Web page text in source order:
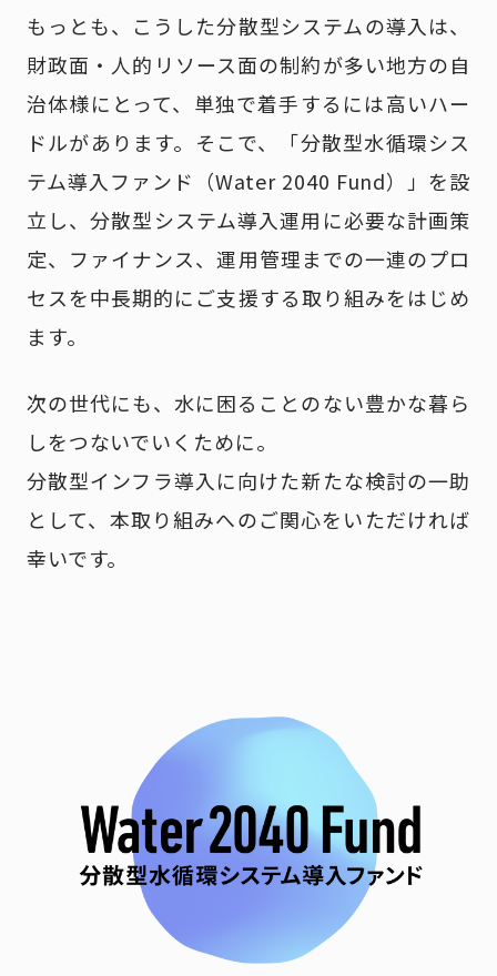
もっとも、こうした分散型システムの導入は、
財政面・人的リソース面の制約が多い地方の自
治体様にとって、単独で着手するには高いハー
ドルがあります。そこで、「分散型水循環シス
テム導入ファンド（Water 2040 Fund）」を設
立し、分散型システム導入運用に必要な計画策
定、ファイナンス、運用管理までの一連のプロ
セスを中長期的にご支援する取り組みをはじめ
ます。
次の世代にも、水に困ることのない豊かな暮ら
しをつないでいくために。
分散型インフラ導入に向けた新たな検討の一助
として、本取り組みへのご関心をいただければ
幸いです。